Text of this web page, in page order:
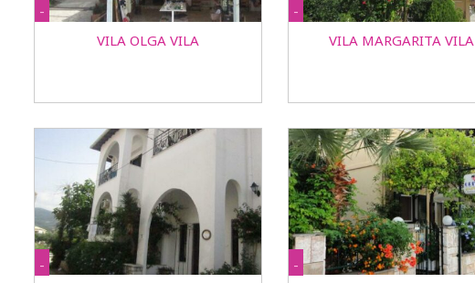
-
VILA OLGA VILA
-
VILA MARGARITA VILA
-
-